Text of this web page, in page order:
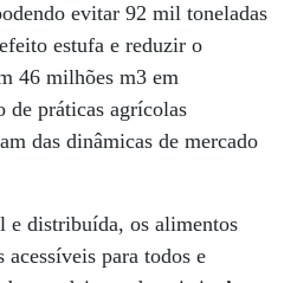
evitar 92 mil toneladas
estufa e reduzir o
46 milhões m3 em
de práticas agrícolas
das dinâmicas de mercado
e distribuída, os alimentos
acessíveis para todos e